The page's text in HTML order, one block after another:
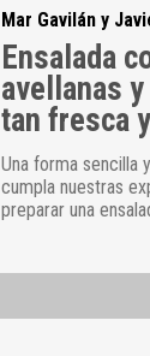
Mar Gavilán y
Ensalada
avellanas
tan fresca
Una forma sencilla
cumpla nuestras
preparar una